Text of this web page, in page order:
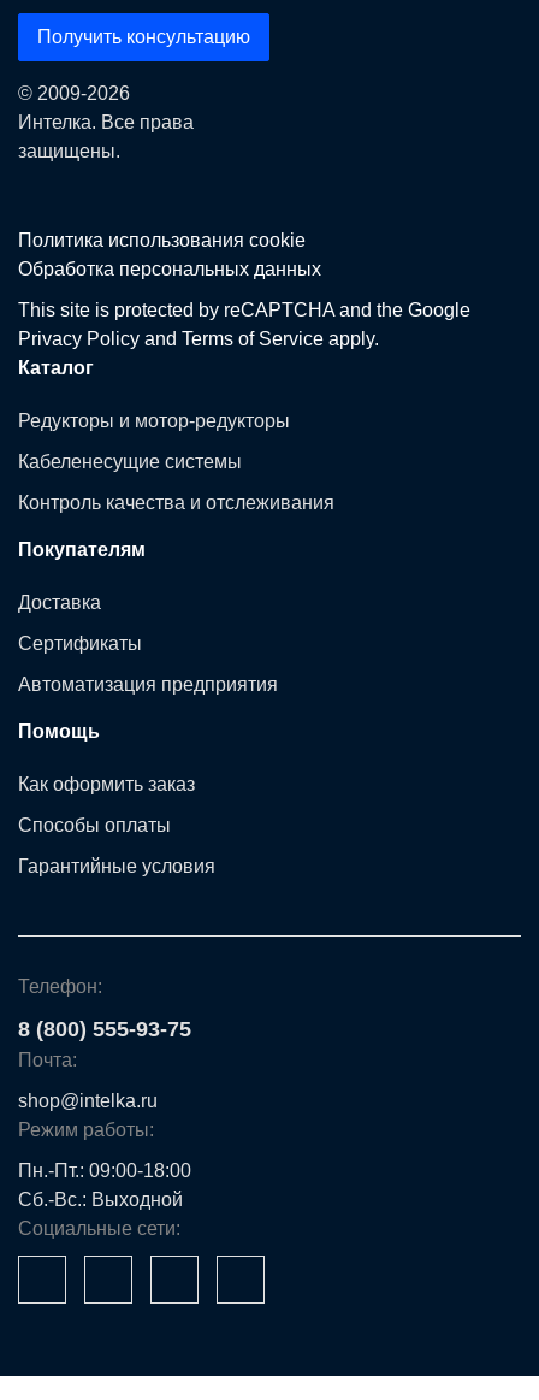
Получить консультацию
© 2009-2026
Интелка. Все права
защищены.
Политика использования сookie
Обработка персональных данных
This site is protected by reCAPTCHA and the Google
Privacy Policy and Terms of Service apply.
Каталог
Редукторы и мотор-редукторы
Кабеленесущие системы
Контроль качества и отслеживания
Покупателям
Доставка
Сертификаты
Автоматизация предприятия
Помощь
Как оформить заказ
Способы оплаты
Гарантийные условия
Телефон:
8 (800) 555-93-75
Почта:
shop@intelka.ru
Режим работы:
Пн.-Пт.: 09:00-18:00
Сб.-Вс.: Выходной
Социальные сети: